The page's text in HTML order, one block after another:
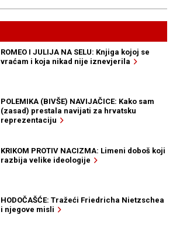
ROMEO I JULIJA NA SELU: Knjiga kojoj se
vraćam i koja nikad nije iznevjerila
POLEMIKA (BIVŠE) NAVIJAČICE: Kako sam
(zasad) prestala navijati za hrvatsku
reprezentaciju
KRIKOM PROTIV NACIZMA: Limeni doboš koji
razbija velike ideologije
HODOČAŠĆE: Tražeći Friedricha Nietzschea
i njegove misli